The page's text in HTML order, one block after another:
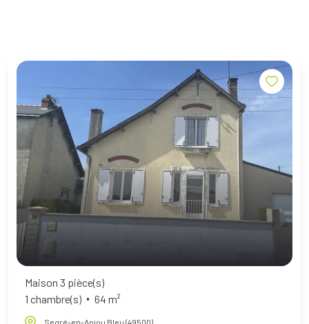
Maison 3 pièce(s)
1 chambre(s)
64 m²